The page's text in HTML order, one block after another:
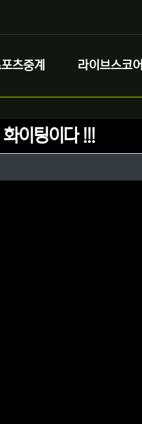
츠중계 라이브스코어
이팅이다 !!!